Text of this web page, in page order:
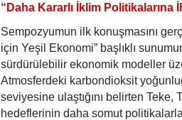
“Daha Kararlı İklim Politikalarına
Sempozyumun ilk konuşmasını
için Yeşil Ekonomi” başlıklı
sürdürülebilir ekonomik modeller
Atmosferdeki karbondioksit
seviyesine ulaştığını belirten Teke,
hedeflerinin daha somut